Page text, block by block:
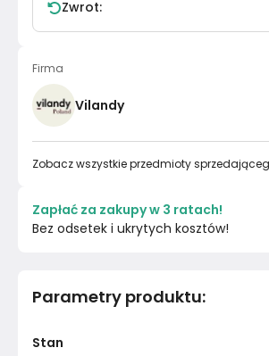
Parametry produktu:
Stan
Zwrot:
Firma
Vilandy
Zobacz wszystkie przedmioty
Zapłać za zakupy w 3 ratach!
Bez odsetek i ukrytych kosztów!